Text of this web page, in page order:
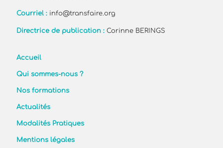
Courriel : info@transfaire.org
Directrice de publication :Corinne BERINGS
Accueil
Qui sommes-nous ?
Nos formations
Actualités
Modalités Pratiques
Mentions légales